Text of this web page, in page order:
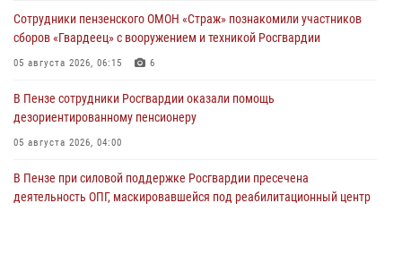
Сотрудники пензенского ОМОН «Страж» познакомили участников
сборов «Гвардеец» с вооружением и техникой Росгвардии
05 августа 2026, 06:15 6
В Пензе сотрудники Росгвардии оказали помощь
дезориентированному пенсионеру
05 августа 2026, 04:00
В Пензе при силовой поддержке Росгвардии пресечена
деятельность ОПГ, маскировавшейся под реабилитационный центр